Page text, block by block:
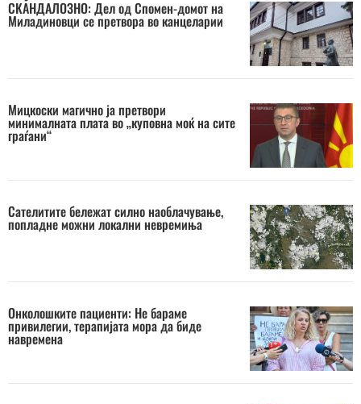
СКАНДАЛОЗНО: Дел од Спомен-домот на
Миладиновци се претвора во канцеларии
Мицкоски магично ја претвори
минималната плата во „куповна моќ на сите
граѓани“
Сателитите бележат силно наоблачување,
попладне можни локални невремиња
Онколошките пациенти: Не бараме
привилегии, терапијата мора да биде
навремена